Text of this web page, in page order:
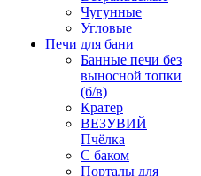
Чугунные
Угловые
Печи для бани
Банные печи без
выносной топки
(б/в)
Кратер
ВЕЗУВИЙ
Пчёлка
С баком
Порталы для